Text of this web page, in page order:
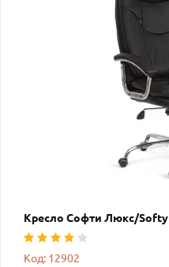
Кресло Софти Люкс/
Код: 12902